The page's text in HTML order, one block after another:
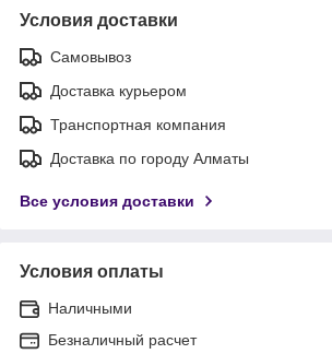
Условия доставки
Самовывоз
Доставка курьером
Транспортная компания
Доставка по городу Алматы
Все условия доставки
Условия оплаты
Наличными
Безналичный расчет